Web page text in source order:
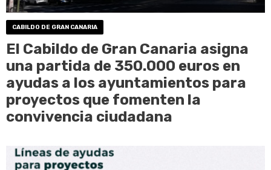
CABILDO DE GRAN CANARIA
El Cabildo de Gran Canaria asigna
una partida de 350.000 euros en
ayudas a los ayuntamientos para
proyectos que fomenten la
convivencia ciudadana